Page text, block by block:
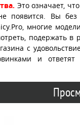
Это означает,
появится. Вы
многие
подержать в
с
и